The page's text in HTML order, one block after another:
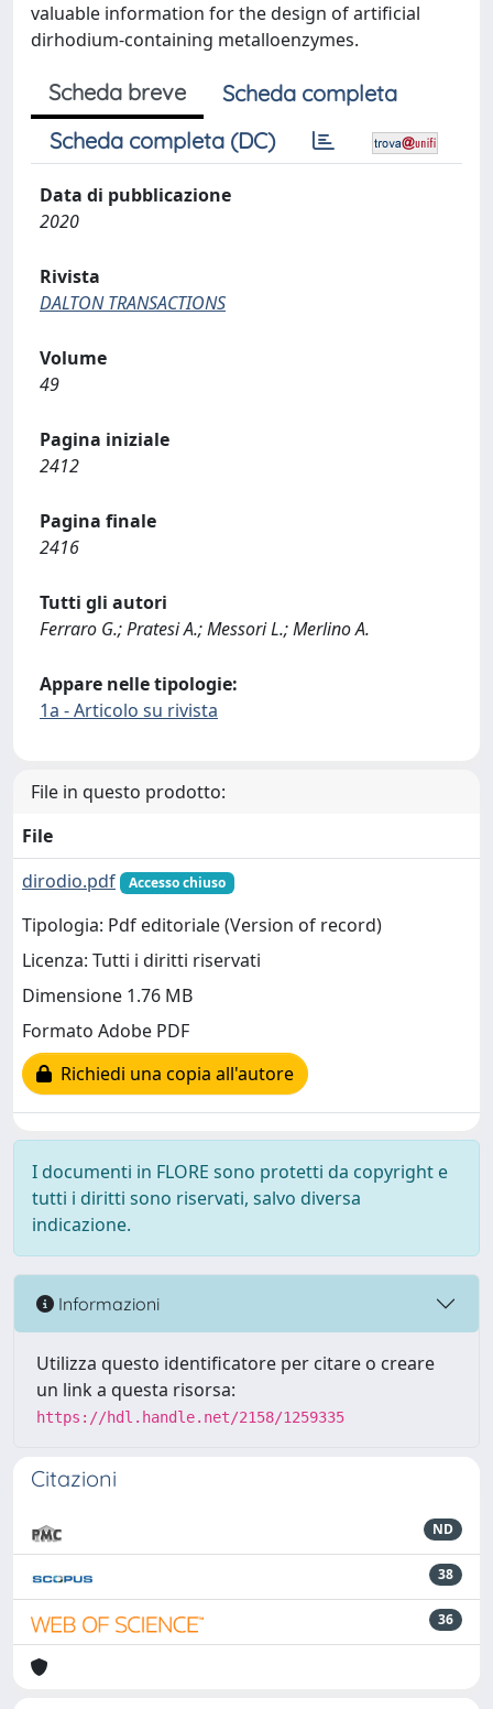
valuable information for the design of artificial
dirhodium-containing metalloenzymes.
Scheda breve
Scheda completa
Scheda completa (DC)
Data di pubblicazione
2020
Rivista
DALTON TRANSACTIONS
Volume
49
Pagina iniziale
2412
Pagina finale
2416
Tutti gli autori
Ferraro G.; Pratesi A.; Messori L.; Merlino A.
Appare nelle tipologie:
1a - Articolo su rivista
File in questo prodotto:
File
dirodio.pdf
Accesso chiuso
Tipologia: Pdf editoriale (Version of record)
Licenza: Tutti i diritti riservati
Dimensione 1.76 MB
Formato Adobe PDF
Richiedi una copia all'autore
I documenti in FLORE sono protetti da copyright e
tutti i diritti sono riservati, salvo diversa
indicazione.
Informazioni
Utilizza questo identificatore per citare o creare
un link a questa risorsa:
https://hdl.handle.net/2158/1259335
Citazioni
ND
38
36